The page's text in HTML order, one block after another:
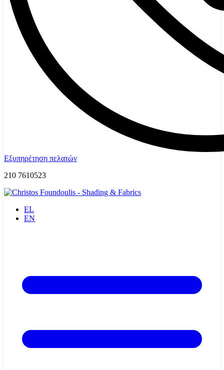
Εξυπηρέτηση πελατών
210 7610523
EL
EN